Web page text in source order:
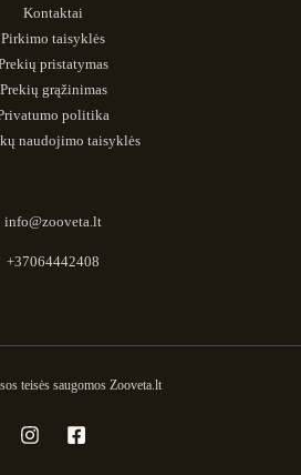
Kontaktai
Pirkimo taisyklės
pristatymas
Prekių grąžinimas
politika
naudojimo taisyklės
info@zooveta.lt
+37064442408
teisės saugomos Zooveta.lt